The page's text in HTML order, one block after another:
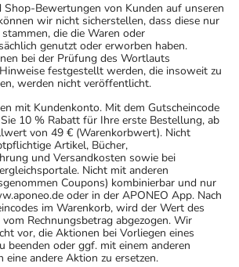
Bewertungen von Kunden auf unseren
wir nicht sicherstellen, dass diese nur
die die Waren oder
genutzt oder erworben haben.
bei der Prüfung des Wortlauts
festgestellt werden, die insoweit zu
werden nicht veröffentlicht.
mit Kundenkonto. Mit dem Gutscheincode
10 % Rabatt für Ihre erste Bestellung, ab
von 49 € (Warenkorbwert). Nicht
Artikel, Bücher,
und Versandkosten sowie bei
Nicht mit anderen
Coupons) kombinierbar und nur
oder in der APONEO App. Nach
im Warenkorb, wird der Wert des
Rechnungsbetrag abgezogen. Wir
vor, die Aktionen bei Vorliegen eines
beenden oder ggf. mit einem anderen
eine andere Aktion zu ersetzen.